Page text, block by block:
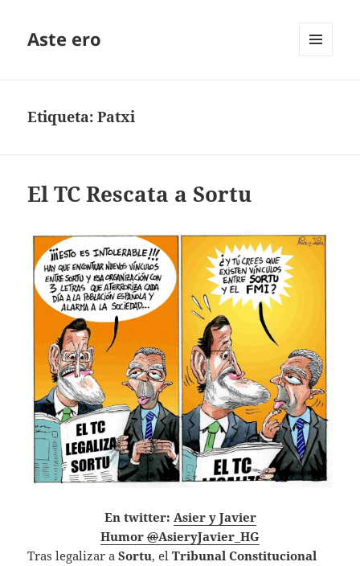
Aste ero
Etiqueta:Patxi
El TC Rescata a Sortu
En twitter: Asier y Javier
@AsieryJavier_HG
Tras legalizar aSortu, elTribunal Constitucional